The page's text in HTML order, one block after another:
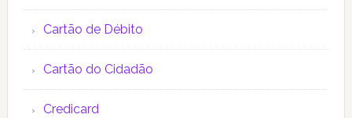
Cartão de Débito
Cartão do Cidadão
Credicard